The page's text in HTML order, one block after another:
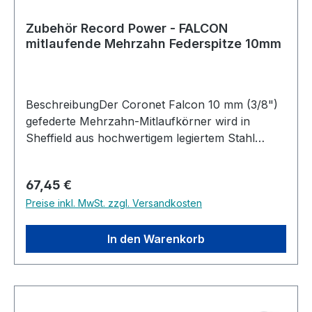
Zubehör Record Power - FALCON
mitlaufende Mehrzahn Federspitze 10mm
BeschreibungDer Coronet Falcon 10 mm (3/8")
gefederte Mehrzahn-Mitlaufkörner wird in
Sheffield aus hochwertigem legiertem Stahl
deutlich langlebigere Schneide und eine
verbesserte Leistung.Der zentrale Positionierstift
des Mitlaufkörners zieht sich beim Anpressen
durch die Drehbank in das Gehäuse zurück.
Dadurch bleibt der Zahnkranz um den Umfang
Der gleichmäßige Anpressdruck auf die Zähne
Regulärer Preis:
67,45 €
Preise inkl. MwSt. zzgl. Versandkosten
In den Warenkorb